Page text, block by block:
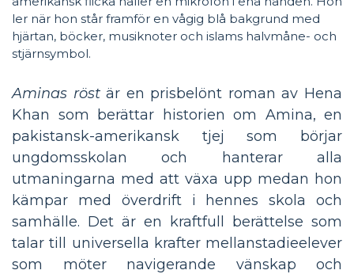
Aminas röstär en prisbelönt roman av Hena
Khan som berättar historien om Amina, en
pakistansk-amerikansk tjej som börjar
ungdomsskolan och hanterar alla
utmaningarna med att växa upp medan hon
kämpar med överdrift i hennes skola och
samhälle. Det är en kraftfull berättelse som
talar till universella krafter mellanstadieelever
som möter navigerande vänskap och